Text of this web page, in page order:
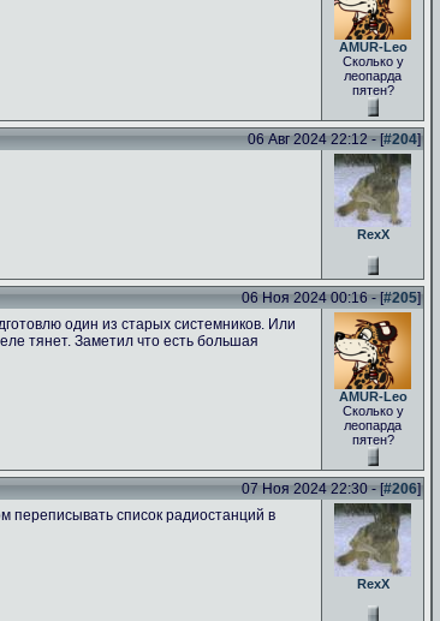
AMUR-Leo
Сколько у
леопарда
пятен?
06 Авг 2024 22:12 - [#204]
RexX
06 Ноя 2024 00:16 - [#205]
один из старых системников. Или
тянет. Заметил что есть большая
AMUR-Leo
Сколько у
леопарда
пятен?
07 Ноя 2024 22:30 - [#206]
переписывать список радиостанций в
RexX